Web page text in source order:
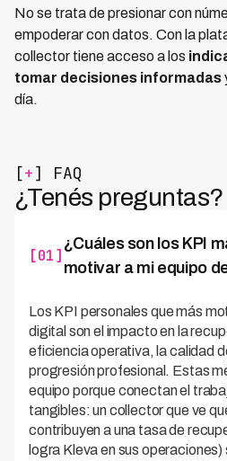
No se trata de presionar con
empoderar con datos. Con la
collector tiene acceso a los
tomar decisiones informadas
día.
[+] FAQ
¿Tenés preguntas?
[01]
¿Cuáles son los KPI
motivar a mi equipo
Los KPI personales que más
digital son el impacto en la
eficiencia operativa, la calidad
progresión profesional. Estas
equipo porque conectan el
tangibles: un collector que ve
contribuyen a una tasa de
logra Kleva en sus